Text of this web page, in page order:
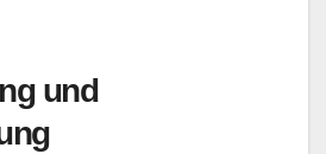
und